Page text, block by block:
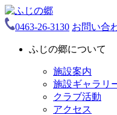
0463-26-3130 お問い合
ふじの郷について
施設案内
施設ギャラリ
クラブ活動
アクセス